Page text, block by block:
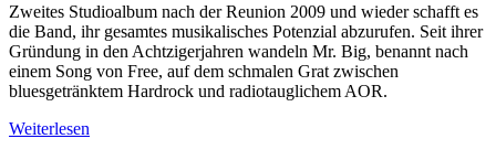
Zweites Studioalbum nach der Reunion 2009 und wieder schafft es
die Band, ihr gesamtes musikalisches Potenzial abzurufen. Seit ihrer
Gründung in den Achtzigerjahren wandeln Mr. Big, benannt nach
einem Song von Free, auf dem schmalen Grat zwischen
bluesgetränktem Hardrock und radiotauglichem AOR.
Weiterlesen